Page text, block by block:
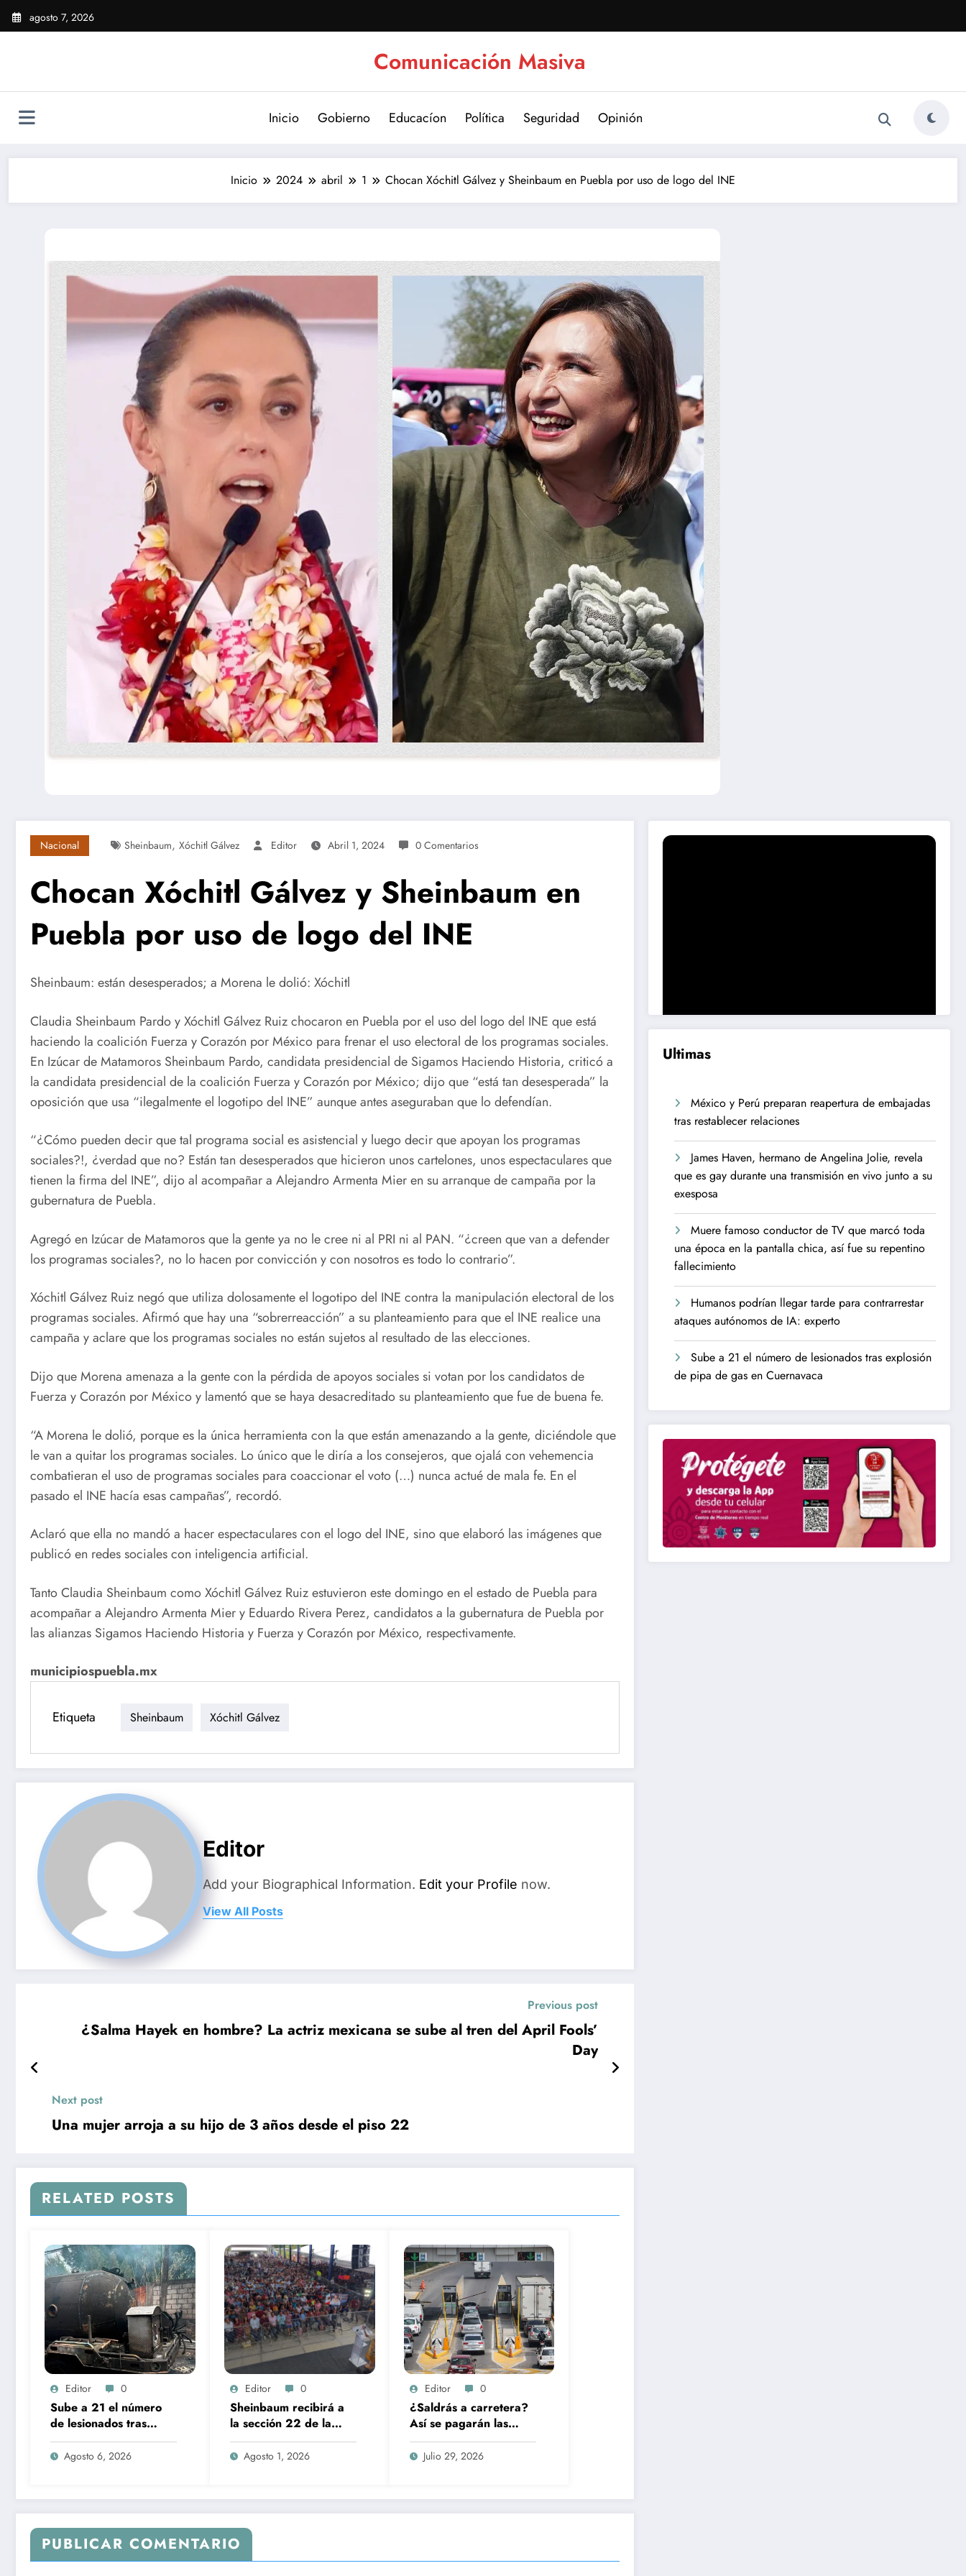
Saltar
agosto 7, 2026
Comunicación Masiva
Inicio Gobierno Educacíon Política Seguridad Opinión
Inicio 2024 abril 1 Chocan Xóchitl Gálvez y Sheinbaum en Puebla por uso de logo del INE
Nacional Sheinbaum, Xóchitl Gálvez Editor Abril 1, 2024 0 Comentarios
Chocan Xóchitl Gálvez y Sheinbaum en
Puebla por uso de logo del INE
Sheinbaum: están desesperados; a Morena le dolió: Xóchitl
Claudia Sheinbaum Pardo y Xóchitl Gálvez Ruiz chocaron en Puebla por el uso del logo del INE que está
haciendo la coalición Fuerza y Corazón por México para frenar el uso electoral de los programas sociales.
En Izúcar de Matamoros Sheinbaum Pardo, candidata presidencial de Sigamos Haciendo Historia, criticó a
la candidata presidencial de la coalición Fuerza y Corazón por México; dijo que “está tan desesperada” la
oposición que usa “ilegalmente el logotipo del INE” aunque antes aseguraban que lo defendían.
“¿Cómo pueden decir que tal programa social es asistencial y luego decir que apoyan los programas
sociales?!, ¿verdad que no? Están tan desesperados que hicieron unos cartelones, unos espectaculares que
tienen la firma del INE”, dijo al acompañar a Alejandro Armenta Mier en su arranque de campaña por la
gubernatura de Puebla.
Agregó en Izúcar de Matamoros que la gente ya no le cree ni al PRI ni al PAN. “¿creen que van a defender
los programas sociales?, no lo hacen por convicción y con nosotros es todo lo contrario”.
Xóchitl Gálvez Ruiz negó que utiliza dolosamente el logotipo del INE contra la manipulación electoral de los
programas sociales. Afirmó que hay una “sobrerreacción” a su planteamiento para que el INE realice una
campaña y aclare que los programas sociales no están sujetos al resultado de las elecciones.
Dijo que Morena amenaza a la gente con la pérdida de apoyos sociales si votan por los candidatos de
Fuerza y Corazón por México y lamentó que se haya desacreditado su planteamiento que fue de buena fe.
“A Morena le dolió, porque es la única herramienta con la que están amenazando a la gente, diciéndole que
le van a quitar los programas sociales. Lo único que le diría a los consejeros, que ojalá con vehemencia
combatieran el uso de programas sociales para coaccionar el voto (…) nunca actué de mala fe. En el
pasado el INE hacía esas campañas”, recordó.
Aclaró que ella no mandó a hacer espectaculares con el logo del INE, sino que elaboró las imágenes que
publicó en redes sociales con inteligencia artificial.
Tanto Claudia Sheinbaum como Xóchitl Gálvez Ruiz estuvieron este domingo en el estado de Puebla para
acompañar a Alejandro Armenta Mier y Eduardo Rivera Perez, candidatos a la gubernatura de Puebla por
las alianzas Sigamos Haciendo Historia y Fuerza y Corazón por México, respectivamente.
municipiospuebla.mx
Etiqueta Sheinbaum Xóchitl Gálvez
Editor
Add your Biographical Information. Edit your Profile now.
View All Posts
Previous post
¿Salma Hayek en hombre? La actriz mexicana se sube al tren del April Fools’
Day
Next post
Una mujer arroja a su hijo de 3 años desde el piso 22
RELATED POSTS
Editor 0
Sube a 21 el número
de lesionados tras
explosión de pipa de
gas en Cuernavaca
Agosto 6, 2026
Editor 0
Sheinbaum recibirá a
la sección 22 de la
CNTE en Palacio
Nacional
Agosto 1, 2026
Editor 0
¿Saldrás a carretera?
Así se pagarán las
casetas de Capufe
desde este jueves
Julio 29, 2026
PUBLICAR COMENTARIO
Ultimas
México y Perú preparan reapertura de embajadas
tras restablecer relaciones
James Haven, hermano de Angelina Jolie, revela
que es gay durante una transmisión en vivo junto a su
exesposa
Muere famoso conductor de TV que marcó toda
una época en la pantalla chica, así fue su repentino
fallecimiento
Humanos podrían llegar tarde para contrarrestar
ataques autónomos de IA: experto
Sube a 21 el número de lesionados tras explosión
de pipa de gas en Cuernavaca